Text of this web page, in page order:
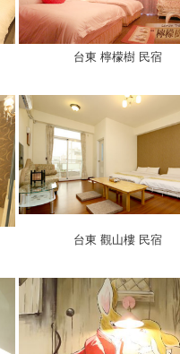
台東 檸檬樹 民宿
台東 觀山樓 民宿